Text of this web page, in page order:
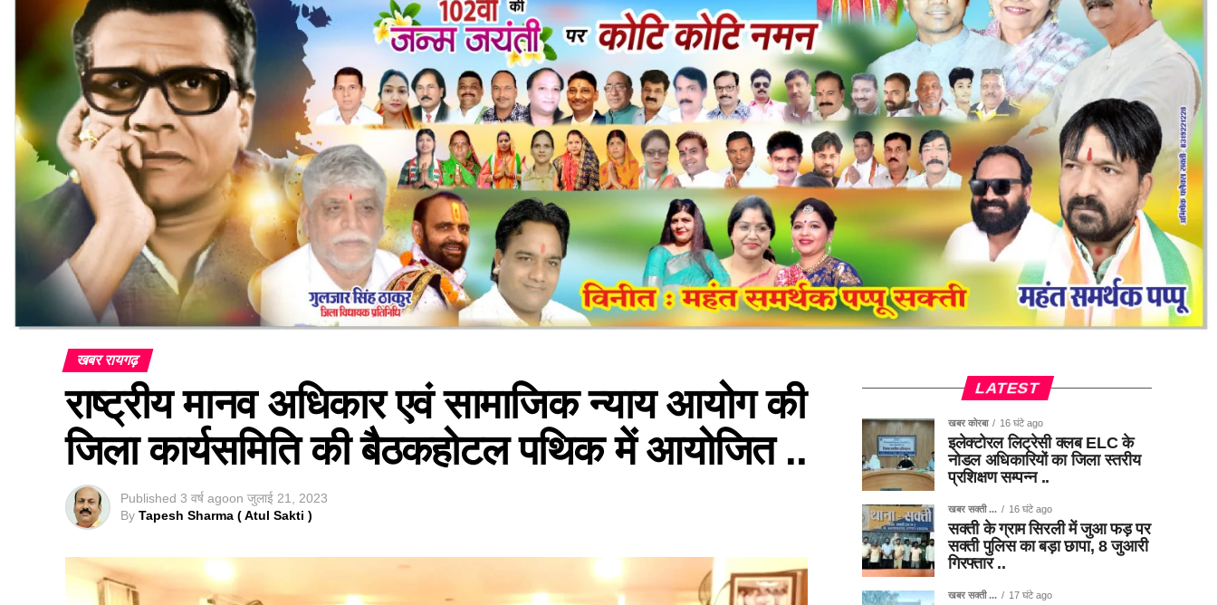
खबर रायगढ़
राष्ट्रीय मानव अधिकार एवं सामाजिक न्याय आयोग की
जिला कार्यसमिति की बैठकहोटल पथिक में आयोजित ..
Published 3 वर्ष agoon जुलाई 21, 2023
By Tapesh Sharma ( Atul Sakti )
LATEST
खबर कोरबा 16 घंटे ago
इलेक्टोरल लिट्रेसी क्लब ELC के
नोडल अधिकारियों का जिला स्तरीय
प्रशिक्षण सम्पन्न ..
खबर सक्ती ... 16 घंटे ago
सक्ती के ग्राम सिरली में जुआ फड़ पर
सक्ती पुलिस का बड़ा छापा, 8 जुआरी
गिरफ्तार ..
खबर सक्ती ... 17 घंटे ago